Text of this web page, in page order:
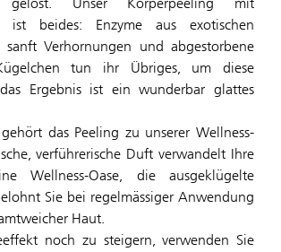
ist beides: Enzyme aus exotischen
sanft Verhornungen und abgestorbene
tun ihr Übriges, um diese
Ergebnis ist ein wunderbar glattes
das Peeling zu unserer Wellness-
verführerische Duft verwandelt Ihre
Wellness-Oase, die ausgeklügelte
Sie bei regelmässiger Anwendung
Haut.
noch zu steigern, verwenden Sie